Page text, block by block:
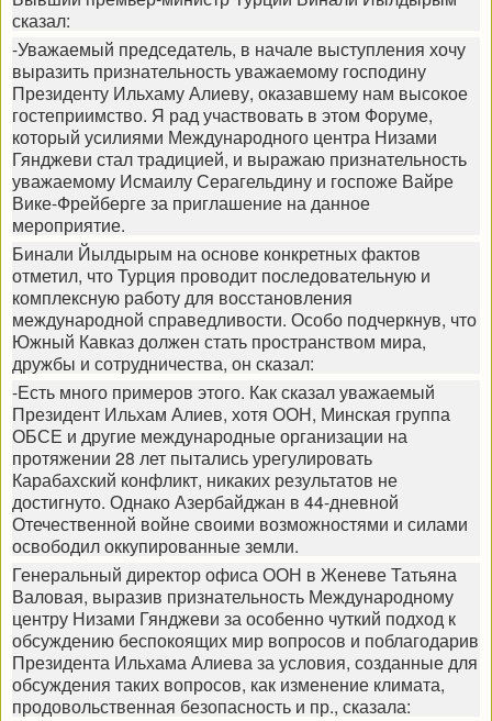
сказал:
-Уважаемый председатель, в начале выступления хочу
выразить признательность уважаемому господину
Президенту Ильхаму Алиеву, оказавшему нам высокое
гостеприимство. Я рад участвовать в этом Форуме,
который усилиями Международного центра Низами
Гянджеви стал традицией, и выражаю признательность
уважаемому Исмаилу Серагельдину и госпоже Вайре
Вике-Фрейберге за приглашение на данное
мероприятие.
Бинали Йылдырым на основе конкретных фактов
отметил, что Турция проводит последовательную и
комплексную работу для восстановления
международной справедливости. Особо подчеркнув, что
Южный Кавказ должен стать пространством мира,
дружбы и сотрудничества, он сказал:
-Есть много примеров этого. Как сказал уважаемый
Президент Ильхам Алиев, хотя ООН, Минская группа
ОБСЕ и другие международные организации на
протяжении 28 лет пытались урегулировать
Карабахский конфликт, никаких результатов не
достигнуто. Однако Азербайджан в 44-дневной
Отечественной войне своими возможностями и силами
освободил оккупированные земли.
Генеральный директор офиса ООН в Женеве Татьяна
Валовая, выразив признательность Международному
центру Низами Гянджеви за особенно чуткий подход к
обсуждению беспокоящих мир вопросов и поблагодарив
Президента Ильхама Алиева за условия, созданные для
обсуждения таких вопросов, как изменение климата,
продовольственная безопасность и пр., сказала: